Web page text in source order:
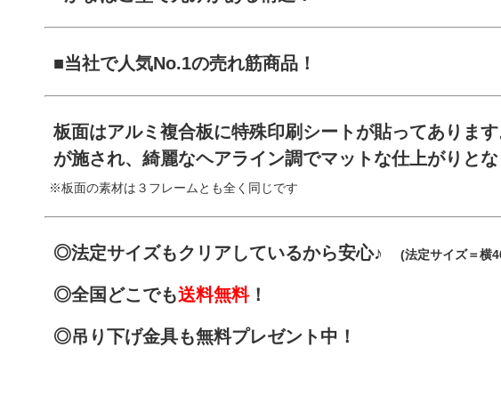
■当社で人気No.1の売れ筋商品！
板面はアルミ複合板に特殊印刷シートが貼ってありま
が施され、綺麗なヘアライン調でマットな仕上がりとな
※板面の素材は３フレームとも全く同じです
◎法定サイズもクリアしているから安心♪ (法定サイズ＝横
◎全国どこでも送料無料！
◎吊り下げ金具も無料プレゼント中！